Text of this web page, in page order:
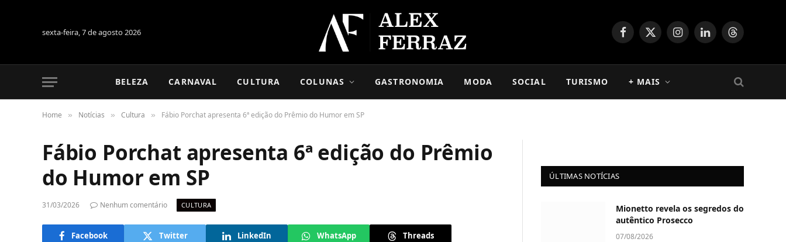
sexta-feira, 7 de agosto 2026 Facebook
X
InstagramLinkedInThreads
BELEZA CARNAVAL CULTURA COLUNAS GASTRONOMIA MODA SOCIAL TURISMO + MAIS
Home » Notícias » Cultura » Fábio Porchat apresenta 6ª edição do Prêmio do Humor em SP
Fábio Porchat apresenta 6ª edição do Prêmio
do Humor em SP
31/03/2026 Nenhum comentário CULTURA
Facebook Twitter LinkedIn WhatsApp Threads
ÚLTIMAS NOTÍCIAS
Mionetto revela os segredos do
autêntico Prosecco
07/08/2026